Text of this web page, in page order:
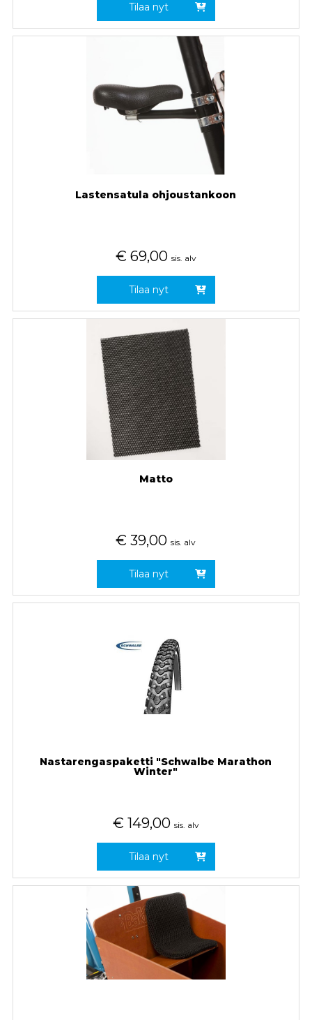
Tilaa nyt
Lastensatula ohjoustankoon
€ 69,00 sis. alv
Tilaa nyt
Matto
€ 39,00 sis. alv
Tilaa nyt
Nastarengaspaketti "Schwalbe Marathon
Winter"
€ 149,00 sis. alv
Tilaa nyt